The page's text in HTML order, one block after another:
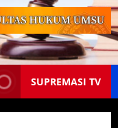
SUPREMASI TV